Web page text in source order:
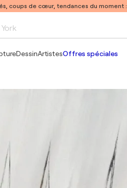
coups de cœur, tendances du moment :
Picasso
DessinArtistesOffres spéciales